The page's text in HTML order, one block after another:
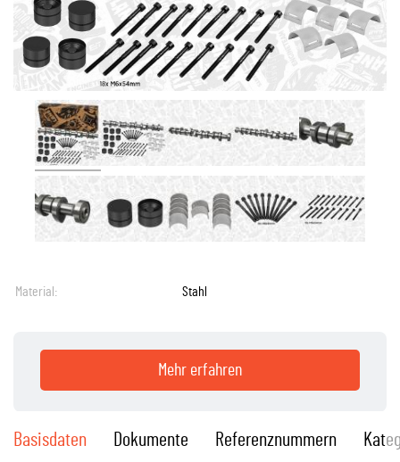
Material: Stahl
Mehr erfahren
Basisdaten Dokumente Referenznummern